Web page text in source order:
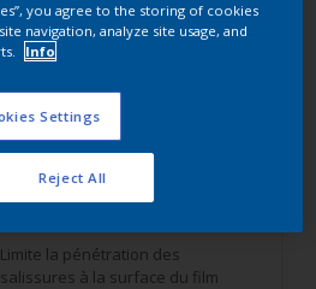
Clean Mat Velouté
Limite la pénétration des
salissures à la surface du film
you agree to the storing of cookies
navigation, analyze site usage, and
Info
Settings
Reject All